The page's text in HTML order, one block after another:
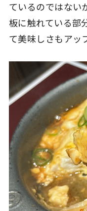
ているのではない
板に触れている部
て美味しさもアッ